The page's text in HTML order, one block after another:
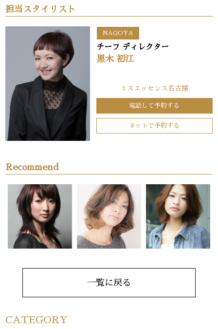
担当スタイリスト
NAGOYA
チーフ ディレクター
黒木 初江
ミスエッセンス名古屋
電話して予約する
ネットで予約する
Recommend
一覧に戻る
CATEGORY